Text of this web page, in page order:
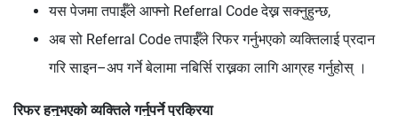
यस पेजमा तपाईँले आफ्नो Referral Code देख्न सक्नुहुन्छ,
अब सो Referral Code तपाईँले रिफर गर्नुभएको व्यक्तिलाई प्रदान
गरि साइन–अप गर्ने बेलामा नबिर्सि राख्नका लागि आग्रह गर्नुहोस् ।
रिफर हुनुभएको व्यक्तिले गर्नुपर्ने प्रक्रिया